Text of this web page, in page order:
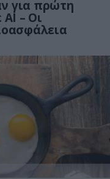
για πρώτη
– Οι